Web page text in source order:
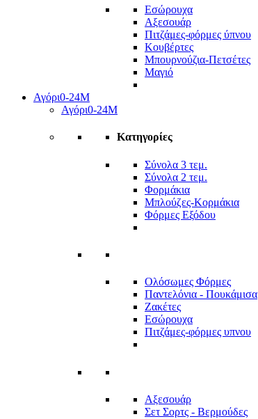
Εσώρουχα
Αξεσουάρ
Πιτζάμες-φόρμες ύπνου
Κουβέρτες
Μπουρνούζια-Πετσέτες
Μαγιό
Αγόρι0-24Μ
Αγόρι0-24Μ
Κατηγορίες
Σύνολα 3 τεμ.
Σύνολα 2 τεμ.
Φορμάκια
Μπλούζες-Κορμάκια
Φόρμες Εξόδου
Ολόσωμες Φόρμες
Παντελόνια - Πουκάμισα
Ζακέτες
Εσώρουχα
Πιτζάμες-φόρμες υπνου
Αξεσουάρ
Σετ Σορτς - Βερμούδες